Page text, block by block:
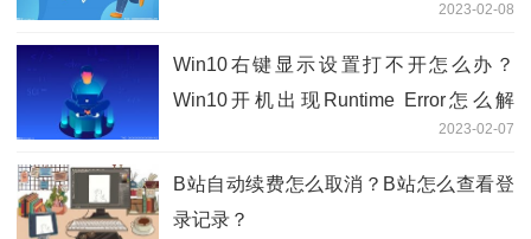
2023-02-08
Win10右键显示设置打不开怎么办？
Win10开机出现Runtime Error怎么解
2023-02-07
B站自动续费怎么取消？B站怎么查看登
录记录？